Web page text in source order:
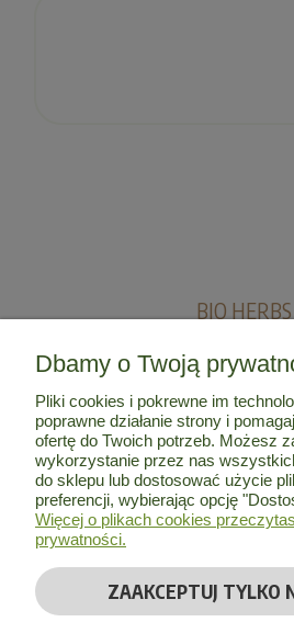
BIO HERBS
MOJE
O NAS
Dbamy o Twoją
Pliki cookies i pokrewne im
poprawne działanie strony i
ofertę do Twoich potrzeb. Możesz
wykorzystanie przez nas
do sklepu lub dostosować użycie
preferencji, wybierając opcję
Więcej o plikach cookies
prywatności.
ZAAKCEPTUJ TYLKO